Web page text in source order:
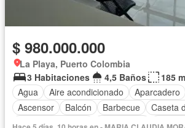
$ 980.000.000
La Playa, Puerto Colombia
3 Habitaciones
4,5 Baños
185
Agua
Aire acondicionado Aparcadero
Ascensor
Balcón Barbecue
Caseta
Cuarto de servicio
Gas natural